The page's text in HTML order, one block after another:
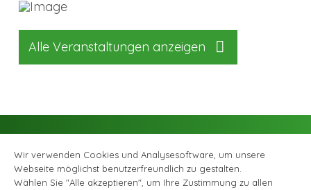
Alle Veranstaltungen anzeigen
Wir verwenden Cookies und Analysesoftware, um unsere
Webseite möglichst benutzerfreundlich zu gestalten.
Wählen Sie "Alle akzeptieren", um Ihre Zustimmung zu allen